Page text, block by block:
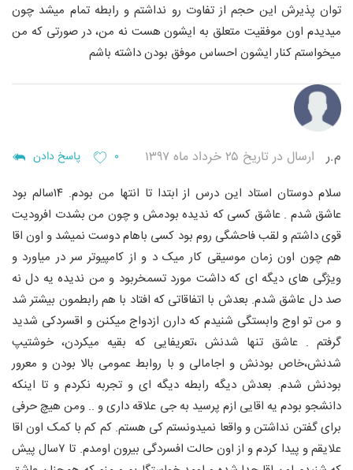
توان پذيرش اين حجم از تفاوت رو نداشتم و رابطه تمام ميشد چون
ميديدم اون موفقيت متعلق به ايشون هست نه من، در صورتى كه من
ميخواستم كنار ايشون احساس موفق بودن داشته باشم
م.ر ارسال در تاریخ ۲۵ خرداد ماه ۱۳۹۷ ۰ پاسخ دادن
سلام دوستان
استاد این درس از ابتدا تا انتها من بودم. ۱۴سالم بود
عاشق شدم . عاشق کسی که ندیده بودمش و چون من بشدت افرودیت
قوی داشتم و لقب فاحشگی روم بود کسی باهام دوست نمیشد و اون اقا
هم چون اون زمان موسیقی کار میک د و از کامپیوتر سر در میاورد و
ویژگی های دیگه ای که داشت مورد تسمخربود و من ندیده یه دل نه
صد دل عاشق شدم. بعدش با اتفاقاتی که افتاد با هم رابطمون بیشتر شد
و من تو اوج وابستگی شنیدم که دارن ازدواج میکنن و اقسردکی شدید
گرفتم . عاشق تنها شدنش ،تعریفایی که بقیه میکردن، خوشتیپ
شدنش،خاص بودنش و اجامالی و با روابط عمومی بالا بودن و معرور
بودنش شدم. بعدش دیگه رابطه دیگه ای و تجربه نکردم و تا اینکه
دانشجو بودم یه اقایی ازم پرسید به جی علاقه داری و ‌.. ومن هیچ حرفی
برای گفتن نداشتن و واقعا نمیدونستم کی هستم. کم کم با کمک اون اقا
علایقم و پیدا کردم و از اون حالت افسردگی بیرون اومدم. تا ۷سال پیش